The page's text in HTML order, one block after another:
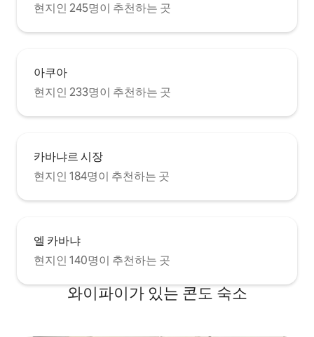
현지인 245명이 추천하는 곳
아쿠아
현지인 233명이 추천하는 곳
카바냐르 시장
현지인 184명이 추천하는 곳
엘 카바냐
현지인 140명이 추천하는 곳
와이파이가 있는 콘도 숙소